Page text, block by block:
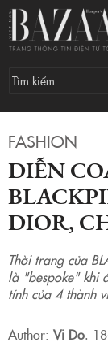
FASHION
DIỄN
DIOR,
Thời trang của
là "bespoke" khi
tính của 4 thành
Author: Vi Do.